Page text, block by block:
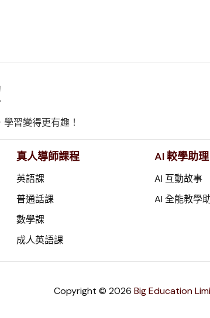
習變得更有趣！
真人導師課程
英語課
普通話課
數學課
成人英語課
AI 較學助理
AI 互動故事
AI 全能教學
Copyright © 2026 Big Education